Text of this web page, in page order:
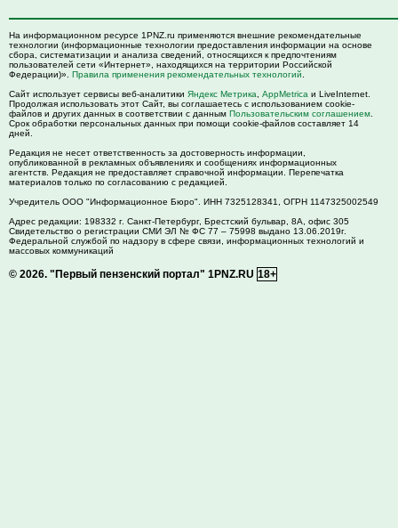
На информационном ресурсе 1PNZ.ru применяются внешние рекомендательные
технологии (информационные технологии предоставления информации на основе
сбора, систематизации и анализа сведений, относящихся к предпочтениям
пользователей сети «Интернет», находящихся на территории Российской
Федерации)». Правила применения рекомендательных технологий
Сайт использует сервисы веб-аналитики Яндекс Метрика AppMetrica и LiveInternet.
Продолжая использовать этот Сайт, вы соглашаетесь с использованием cookie-
файлов и других данных в соответствии с данным Пользовательским соглашением
Срок обработки персональных данных при помощи cookie-файлов составляет 14
дней.
Редакция не несет ответственность за достоверность информации,
опубликованной в рекламных объявлениях и сообщениях информационных
агентств. Редакция не предоставляет справочной информации. Перепечатка
материалов только по согласованию с редакцией.
Учредитель ООО "Информационное Бюро". ИНН 7325128341, ОГРН 1147325002549
Адрес редакции: 198332 г. Санкт-Петербург, Брестский бульвар, 8А, офис 305
Свидетельство о регистрации СМИ ЭЛ № ФС 77 – 75998 выдано 13.06.2019г.
Федеральной службой по надзору в сфере связи, информационных технологий и
массовых коммуникаций
© 2026. "Первый пензенский портал" 1PNZ.RU 18+